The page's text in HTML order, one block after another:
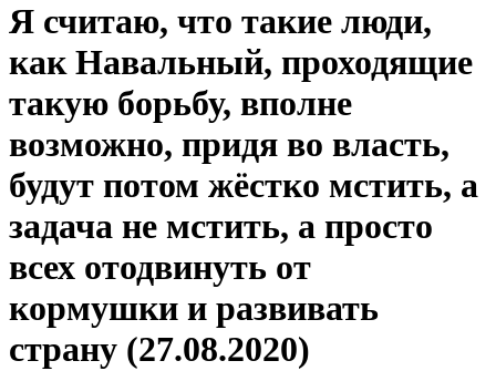
Я считаю, что такие люди,
как Навальный, проходящие
такую борьбу, вполне
возможно, придя во власть,
будут потом жёстко мстить, а
задача не мстить, а просто
всех отодвинуть от
кормушки и развивать
страну (27.08.2020)